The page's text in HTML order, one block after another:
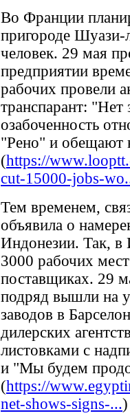
Во Франции
пригороде Шуази-
человек. 29 мая
предприятии
рабочих провели
транспарант:
озабоченность
"Рено" и обещают
(https://
cut-15000-jobs-
Тем временем,
объявила о
Индонезии. Так, в
3000 рабочих
поставщиках. 29
подряд вышли на
заводов в
дилерских
листовками с
и "Мы будем
(https://
net-shows-signs-...)